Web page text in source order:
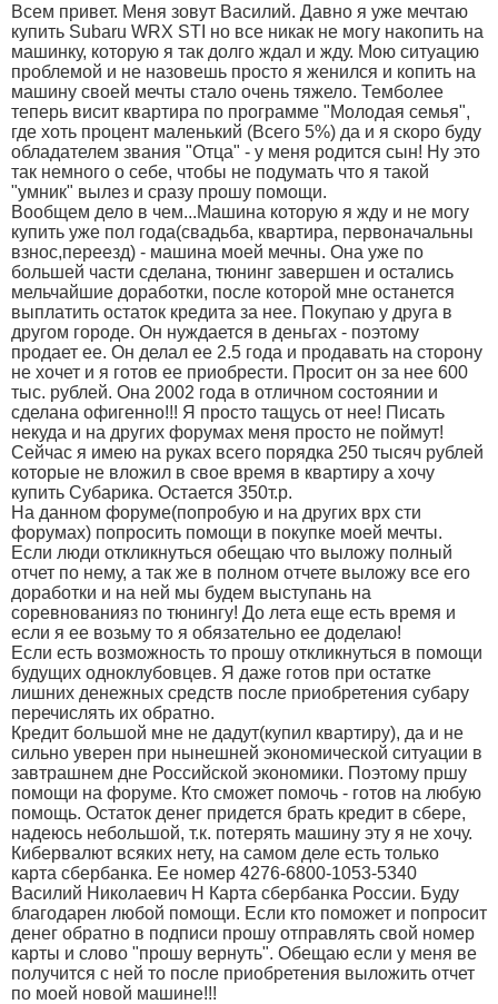
Всем привет. Меня зовут Василий. Давно я уже мечтаю
купить Subaru WRX STI но все никак не могу накопить на
машинку, которую я так долго ждал и жду. Мою ситуацию
проблемой и не назовешь просто я женился и копить на
машину своей мечты стало очень тяжело. Темболее
теперь висит квартира по программе "Молодая семья",
где хоть процент маленький (Всего 5%) да и я скоро буду
обладателем звания "Отца" - у меня родится сын! Ну это
так немного о себе, чтобы не подумать что я такой
"умник" вылез и сразу прошу помощи.
Вообщем дело в чем...Машина которую я жду и не могу
купить уже пол года(свадьба, квартира, первоначальны
взнос,переезд) - машина моей мечны. Она уже по
большей части сделана, тюнинг завершен и остались
мельчайшие доработки, после которой мне останется
выплатить остаток кредита за нее. Покупаю у друга в
другом городе. Он нуждается в деньгах - поэтому
продает ее. Он делал ее 2.5 года и продавать на сторону
не хочет и я готов ее приобрести. Просит он за нее 600
тыс. рублей. Она 2002 года в отличном состоянии и
сделана офигенно!!! Я просто тащусь от нее! Писать
некуда и на других форумах меня просто не поймут!
Сейчас я имею на руках всего порядка 250 тысяч рублей
которые не вложил в свое время в квартиру а хочу
купить Субарика. Остается 350т.р.
На данном форуме(попробую и на других врх сти
форумах) попросить помощи в покупке моей мечты.
Если люди откликнуться обещаю что выложу полный
отчет по нему, а так же в полном отчете выложу все его
доработки и на ней мы будем выступань на
соревнованияз по тюнингу! До лета еще есть время и
если я ее возьму то я обязательно ее доделаю!
Если есть возможность то прошу откликнуться в помощи
будущих одноклубовцев. Я даже готов при остатке
лишних денежных средств после приобретения субару
перечислять их обратно.
Кредит большой мне не дадут(купил квартиру), да и не
сильно уверен при нынешней экономической ситуации в
завтрашнем дне Российской экономики. Поэтому пршу
помощи на форуме. Кто сможет помочь - готов на любую
помощь. Остаток денег придется брать кредит в сбере,
надеюсь небольшой, т.к. потерять машину эту я не хочу.
Кибервалют всяких нету, на самом деле есть только
карта сбербанка. Ее номер 4276-6800-1053-5340
Василий Николаевич Н Карта сбербанка России. Буду
благодарен любой помощи. Если кто поможет и попросит
денег обратно в подписи прошу отправлять свой номер
карты и слово "прошу вернуть". Обещаю если у меня ве
получится с ней то после приобретения выложить отчет
по моей новой машине!!!